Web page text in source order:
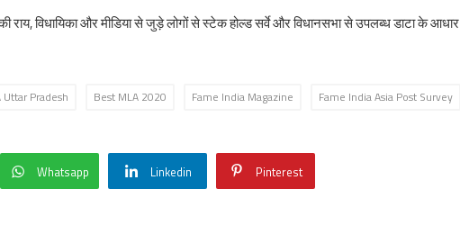
की राय, विधायिका और मीडिया से जुड़े लोगों से स्टेक होल्ड सर्वे और विधानसभा से उपलब्ध डाटा के आधार
Pradesh Best MLA 2020 Fame India Magazine Fame India Asia Post Survey
Whatsapp Linkedin Pinterest